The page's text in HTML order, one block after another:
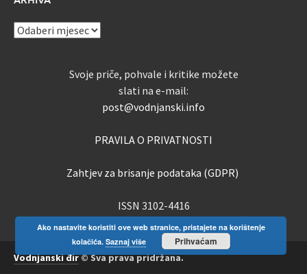
ARHIVA
Svoje priče, pohvale i kritike možete
slati na e-mail:
post@vodnjanski.info
PRAVILA O PRIVATNOSTI
Zahtjev za brisanje podataka (GDPR)
ISSN 3102-4416
Vodnjanski đir© Sva prava pridržana.
Ako nastavite koristiti ove web stranice, pristajete na korištenje
kolačića. Saznaj više Prihvaćam